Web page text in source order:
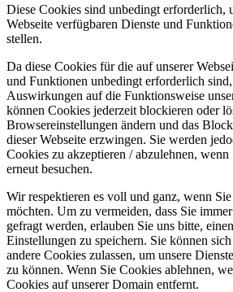
Diese Cookies sind unbedingt erforderlich,
Webseite verfügbaren Dienste und
stellen.
Da diese Cookies für die auf unserer
und Funktionen unbedingt erforderlich
Auswirkungen auf die Funktionsweise
können Cookies jederzeit blockieren oder
Browsereinstellungen ändern und das
dieser Webseite erzwingen. Sie werden
Cookies zu akzeptieren / abzulehnen, wenn
erneut besuchen.
Wir respektieren es voll und ganz, wenn
möchten. Um zu vermeiden, dass Sie
gefragt werden, erlauben Sie uns bitte,
Einstellungen zu speichern. Sie können
andere Cookies zulassen, um unsere
zu können. Wenn Sie Cookies ablehnen,
Cookies auf unserer Domain entfernt.